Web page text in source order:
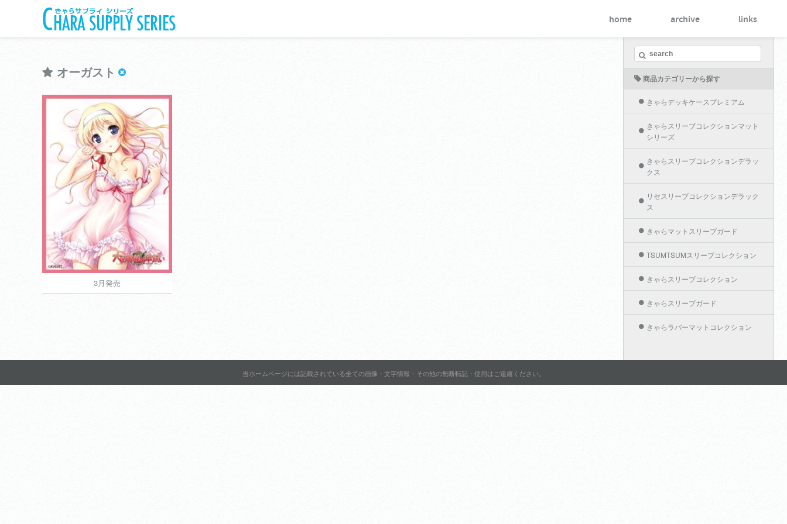
home archive links
オーガスト
3月発売
リセスリーブコレクションデラックス
オーガスト
View more
3月発売
商品カテゴリーから探す
きゃらデッキケースプレミアム
きゃらスリーブコレクションマット
シリーズ
きゃらスリーブコレクションデラッ
クス
リセスリーブコレクションデラック
ス
きゃらマットスリーブガード
TSUMTSUMスリーブコレクション
きゃらスリーブコレクション
きゃらスリーブガード
きゃらラバーマットコレクション
当ホームページには記載されている全ての画像・文字情報・その他の無断転記・使用はご遠慮ください。